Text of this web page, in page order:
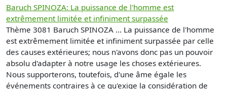
Baruch SPINOZA: La puissance de l'homme est
extrêmement limitée et infiniment surpassée
Thème 3081 Baruch SPINOZA ... La puissance de l'homme
est extrêmement limitée et infiniment surpassée par celle
des causes extérieures; nous n'avons donc pas un pouvoir
absolu d'adapter à notre usage les choses extérieures.
Nous supporterons, toutefois, d'une âme égale les
événements contraires à ce qu'exige la considération de